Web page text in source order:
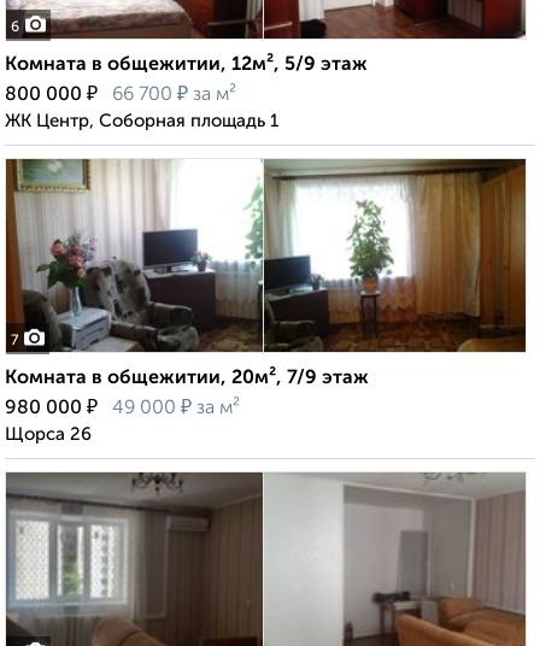
6
Комната в общежитии, 12м², 5/9 этаж
800 000 ₽ 66 700 ₽ за м²
ЖК Центр, Соборная площадь 1
7
Комната в общежитии, 20м², 7/9 этаж
980 000 ₽ 49 000 ₽ за м²
Щорса 26